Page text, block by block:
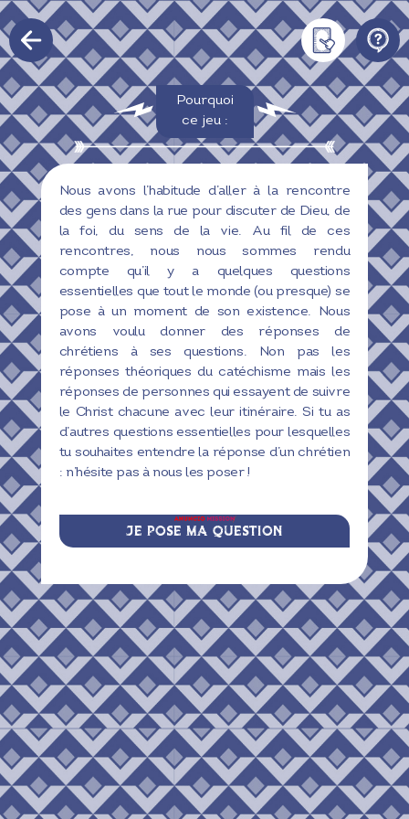
Pourquoi
ce jeu :
Nous avons l’habitude d’aller à la rencontre
des gens dans la rue pour discuter de Dieu, de
la foi, du sens de la vie. Au fil de ces
rencontres, nous nous sommes rendu
compte qu’il y a quelques questions
essentielles que tout le monde (ou presque) se
pose à un moment de son existence. Nous
avons voulu donner des réponses de
chrétiens à ses questions. Non pas les
réponses théoriques du catéchisme mais les
réponses de personnes qui essayent de suivre
le Christ chacune avec leur itinéraire. Si tu as
d’autres questions essentielles pour lesquelles
tu souhaites entendre la réponse d’un chrétien
: n’hésite pas à nous les poser !
JE POSE MA QUESTION